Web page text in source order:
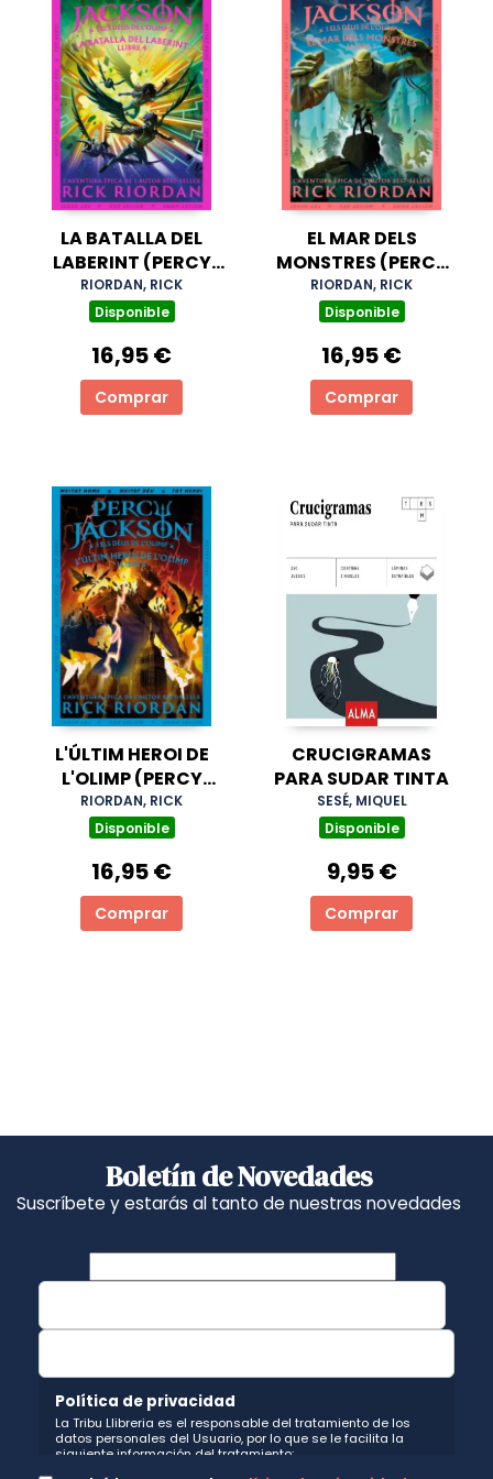
LA BATALLA DEL
LABERINT (PERCY
JACKSON I ELS DÉUS
DE L'OLIMP 4)
RIORDAN, RICK
Disponible
16,95 €
Comprar
EL MAR DELS
MONSTRES (PERCY
JACKSON I ELS DÉUS
DE L'OLIMP 2)
RIORDAN, RICK
Disponible
16,95 €
Comprar
L'ÚLTIM HEROI DE
L'OLIMP (PERCY
JACKSON I ELS DÉUS
DE L'OLIMP 5)
RIORDAN, RICK
Disponible
16,95 €
Comprar
CRUCIGRAMAS
PARA SUDAR TINTA
SESÉ, MIQUEL
Disponible
9,95 €
Comprar
Boletín de Novedades
Suscríbete y estarás al tanto de nuestras novedades
Política de privacidad
La Tribu Llibreria es el responsable del tratamiento de los
datos personales del Usuario, por lo que se le facilita la
siguiente información del tratamiento:
Fin del tratamiento: mantener una relación de envío de